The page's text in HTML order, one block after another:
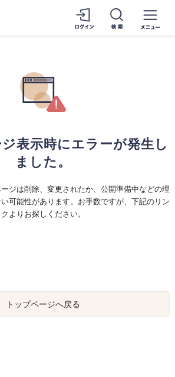
表示時にエラーが発生し
ました。
ジは削除、変更されたか、公開準備中などの理
可能性があります。お手数ですが、下記のリン
クよりお探しください。
トップページへ戻る